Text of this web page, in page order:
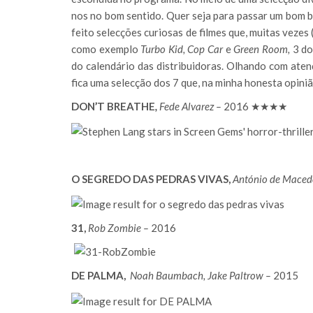
nos no bom sentido. Quer seja para passar um
feito selecções curiosas de filmes que, muitas
como exemplo Turbo Kid, Cop CareGreen Room, 3
do calendário das distribuidoras. Olhando com
fica uma selecção dos 7 que, na minha honesta
DON’T BREATHE, Fede Alvarez – 2016 ★★★★
O SEGREDO DAS PEDRAS VIVAS,António de
31, Rob Zombie – 2016
DE PALMA, Noah Baumbach, Jake Paltrow – 2015